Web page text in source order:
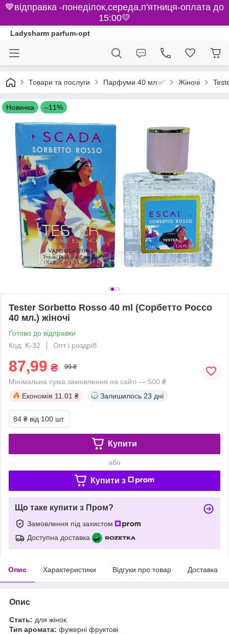
💙відправка -понеділок,середа,п'ятниця-оплата до
15:00💛
Ladysharm parfum-opt
Товари та послуги Парфуми 40 мл ✅ Жіночі
Новинка –11%
Tester Sorbetto Rosso 40 ml (Сорбетто Россо
40 мл.) жіночі
Готово до відправки
Код: K-32
Опт і роздріб
87,99 ₴ 99 ₴
Мінімальна сума замовлення на сайті — 500 ₴
Економія 11.01 ₴ Залишилось 23 дні
84 ₴ від 100 шт.
Купити
або
Купити з
Що таке купити з Пром?
Замовлення під захистом
Доступна доставка
Опис Характеристики Відгуки про товар Доставка
Опис
Стать: для жінок
Тип аромата: фужерні фруктові